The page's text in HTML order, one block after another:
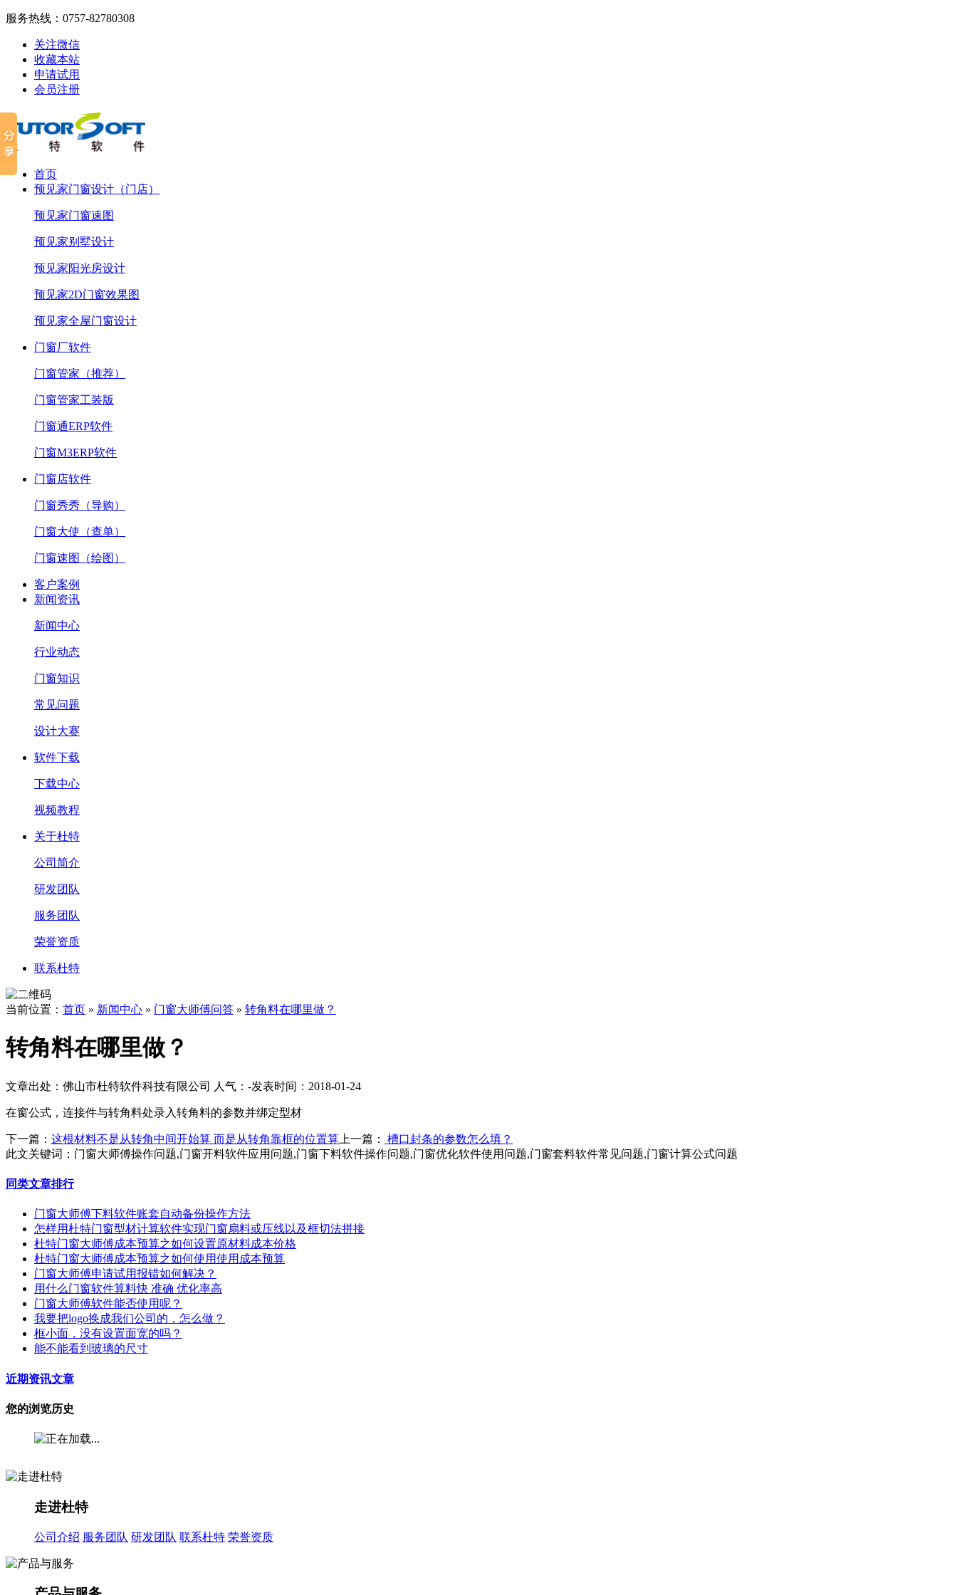
服务热线： 0757-82780308
关注微信
收藏本站
申请试用
会员注册
首页
预见家门窗设计（门店）
预见家门窗速图
预见家别墅设计
预见家阳光房设计
预见家2D门窗效果图
预见家全屋门窗设计
门窗厂软件
门窗管家（推荐）
门窗管家工装版
门窗通ERP软件
门窗M3ERP软件
门窗店软件
门窗秀秀（导购）
门窗大使（查单）
门窗速图（绘图）
客户案例
新闻资讯
新闻中心
行业动态
门窗知识
常见问题
设计大赛
软件下载
下载中心
视频教程
关于杜特
公司简介
研发团队
服务团队
荣誉资质
联系杜特
当前位置： 首页 » 新闻中心 » 门窗大师傅问答 » 转角料在哪里做？
转角料在哪里做？
文章出处：佛山市杜特软件科技有限公司 人气： -发表时间：2018-01-24
在窗公式，连接件与转角料处录入转角料的参数并绑定型材
下一篇： 这根材料不是从转角中间开始算 而是从转角靠框的位置算 上一篇：
槽口封条的参数怎么填？
此文关键词： 门窗大师傅操作问题,门窗开料软件应用问题,门窗下料软件操作问题,门窗优化软件使用问题,门窗套料软件常见问题,门窗计算公式问题
同类文章排行
门窗大师傅下料软件账套自动备份操作方法
怎样用杜特门窗型材计算软件实现门窗扇料或压线以及框切法拼接
杜特门窗大师傅成本预算之如何设置原材料成本价格
杜特门窗大师傅成本预算之如何使用使用成本预算
门窗大师傅申请试用报错如何解决？
用什么门窗软件算料快 准确 优化率高
门窗大师傅软件能否使用呢？
我要把logo换成我们公司的，怎么做？
框小面，没有设置面宽的吗？
能不能看到玻璃的尺寸
近期资讯文章
您的浏览历史
走进杜特
公司介绍 服务团队 研发团队 联系杜特 荣誉资质